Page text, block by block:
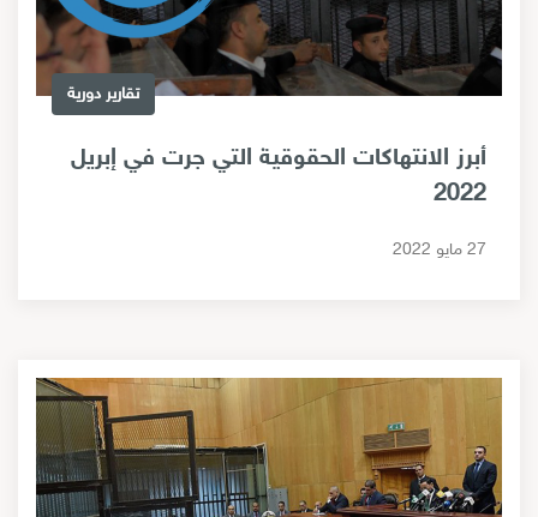
تقارير دورية
أبرز الانتهاكات الحقوقية التي جرت في إبريل
2022
27 مايو 2022